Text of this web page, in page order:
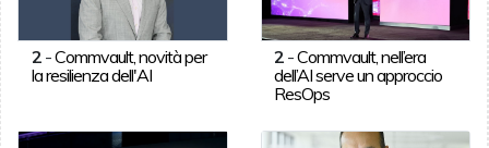
2-Commvault, novità per
la resilienza dell'AI
2 -Commvault, nell’era
dell’AI serve un approccio
ResOps